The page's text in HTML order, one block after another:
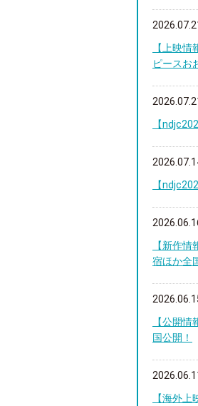
【上映
ピースお
【
【
【新作
宿ほか全
【公開
国公開！
【海外